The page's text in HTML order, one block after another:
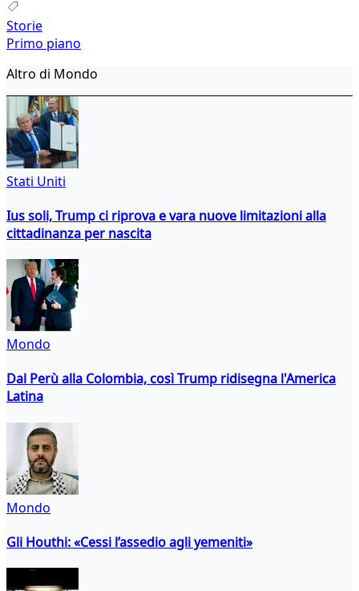
Storie
Primo piano
Altro di Mondo
Stati Uniti
Ius soli, Trump ci riprova e vara nuove limitazioni alla
cittadinanza per nascita
Mondo
Dal Perù alla Colombia, così Trump ridisegna l'America
Latina
Mondo
Gli Houthi: «Cessi l’assedio agli yemeniti»